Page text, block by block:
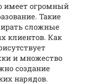
имеет огромный
Такие
сложные
клиентов. Как
и множество
создание
нарядов.